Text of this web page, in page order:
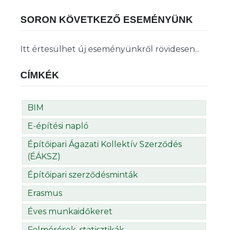
SORON KÖVETKEZŐ ESEMÉNYÜNK
Itt értesülhet új eseményünkről rövidesen...
CÍMKÉK
BIM
E-építési napló
Építőipari Ágazati Kollektív Szerződés
(ÉÁKSZ)
Építőipari szerződésminták
Erasmus
Éves munkaidőkeret